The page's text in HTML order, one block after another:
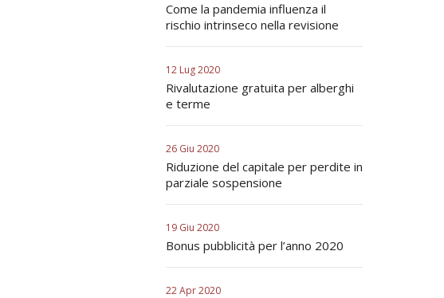
Come la pandemia influenza il
rischio intrinseco nella revisione
12 Lug 2020
Rivalutazione gratuita per alberghi
e terme
26 Giu 2020
Riduzione del capitale per perdite in
parziale sospensione
19 Giu 2020
Bonus pubblicità per l’anno 2020
22 Apr 2020